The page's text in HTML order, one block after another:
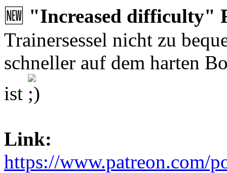
🆕 "Increased difficulty"
Trainersessel nicht zu
schneller auf dem harten
ist
Link:
https://www.patreon.com/